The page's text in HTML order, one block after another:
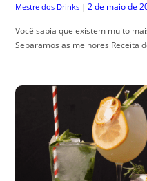
Mestre dos Drinks | 2 de maio de
Você sabia que existem muito
Separamos as melhores Receita